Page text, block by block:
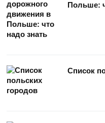
Польше:
Список